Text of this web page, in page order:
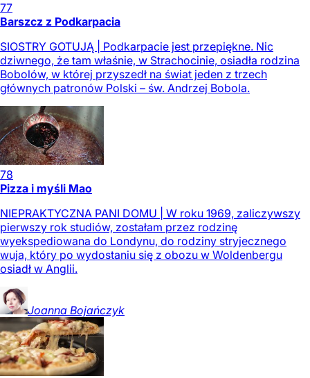
77
Barszcz z Podkarpacia
SIOSTRY GOTUJĄ | Podkarpacie jest przepiękne. Nic
dziwnego, że tam właśnie, w Strachocinie, osiadła rodzina
Bobolów, w której przyszedł na świat jeden z trzech
głównych patronów Polski – św. Andrzej Bobola.
78
Pizza i myśli Mao
NIEPRAKTYCZNA PANI DOMU | W roku 1969, zaliczywszy
pierwszy rok studiów, zostałam przez rodzinę
wyekspediowana do Londynu, do rodziny stryjecznego
wuja, który po wydostaniu się z obozu w Woldenbergu
osiadł w Anglii.
Joanna Bojańczyk